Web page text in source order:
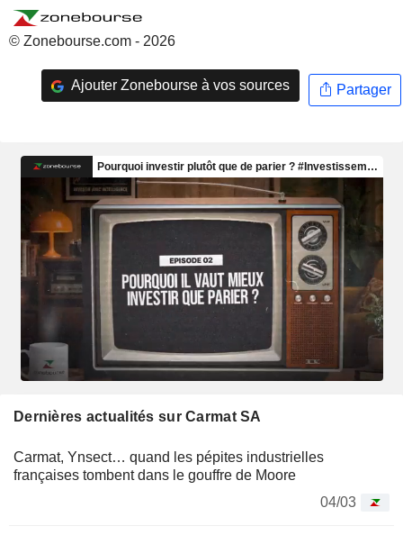
© Zonebourse.com - 2026
Ajouter Zonebourse à vos sources Partager
Dernières actualités sur Carmat SA
Carmat, Ynsect… quand les pépites industrielles
françaises tombent dans le gouffre de Moore
04/03